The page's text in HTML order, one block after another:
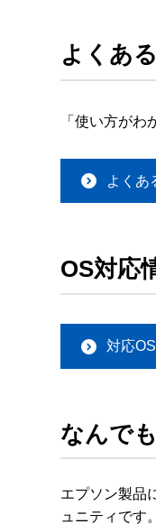
よくあ
「使い方が
よくあ
OS対応
対応
なんで
エプソン製品
ュニティです。